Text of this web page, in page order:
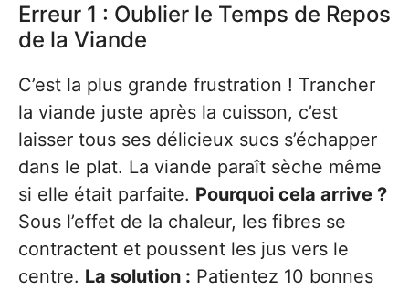
Erreur 1 : Oublier le Temps de Repos
de la Viande
C’est la plus grande frustration ! Trancher
la viande juste après la cuisson, c’est
laisser tous ses délicieux sucs s’échapper
dans le plat. La viande paraît sèche même
si elle était parfaite. Pourquoi cela arrive ?
Sous l’effet de la chaleur, les fibres se
contractent et poussent les jus vers le
centre. La solution : Patientez 10 bonnes